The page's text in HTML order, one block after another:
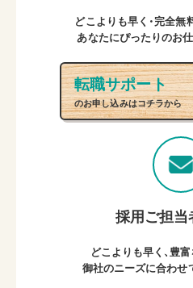
どこよりも早く・完全無
あなたにぴったりのお
転職サポート
のお申し込みはコチラから
採用ご担当
どこよりも早く、豊
御社のニーズに合わせ